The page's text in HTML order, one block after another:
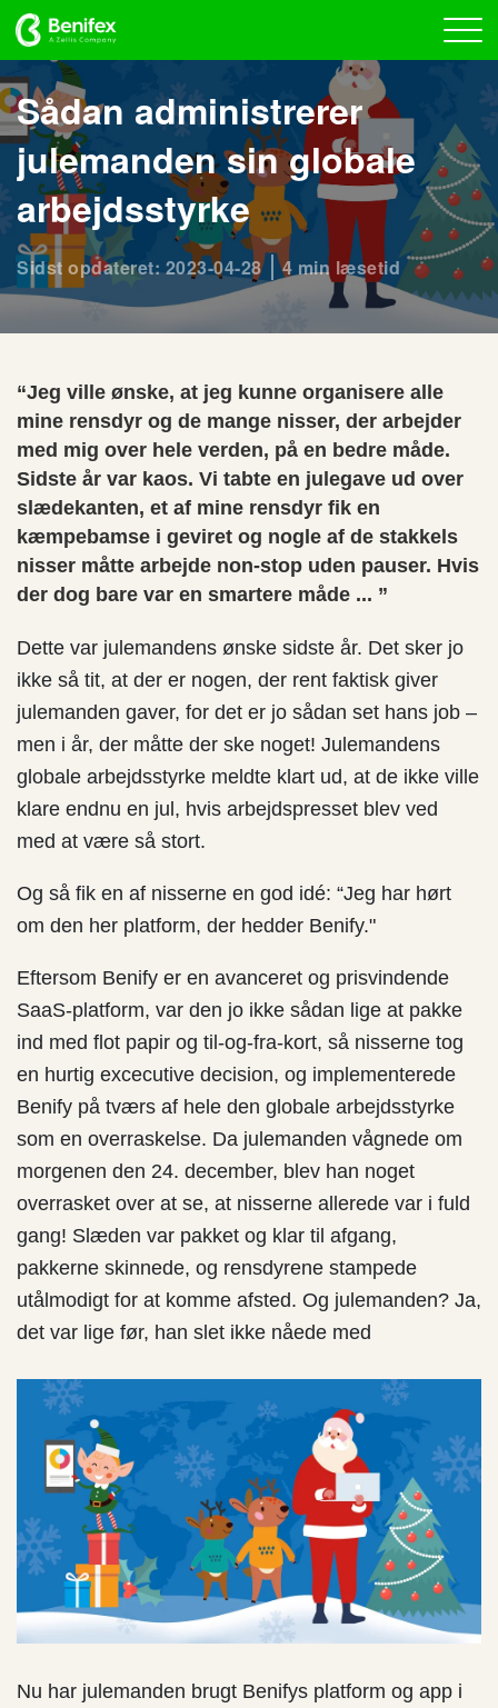
Sådan administrerer
julemanden sin globale
arbejdsstyrke
Sidst opdateret: 2023-04-28 4 min læsetid
“Jeg ville ønske, at jeg kunne organisere alle
mine rensdyr og de mange nisser, der arbejder
med mig over hele verden, på en bedre måde.
Sidste år var kaos. Vi tabte en julegave ud over
slædekanten, et af mine rensdyr fik en
kæmpebamse i geviret og nogle af de stakkels
nisser måtte arbejde non-stop uden pauser. Hvis
der dog bare var en smartere måde ... ”
Dette var julemandens ønske sidste år. Det sker jo
ikke så tit, at der er nogen, der rent faktisk giver
julemanden gaver, for det er jo sådan set hans job –
men i år, der måtte der ske noget! Julemandens
globale arbejdsstyrke meldte klart ud, at de ikke ville
klare endnu en jul, hvis arbejdspresset blev ved
med at være så stort.
Og så fik en af nisserne en god idé: “Jeg har hørt
om den her platform, der hedder Benify."
Eftersom Benify er en avanceret og prisvindende
SaaS-platform, var den jo ikke sådan lige at pakke
ind med flot papir og til-og-fra-kort, så nisserne tog
en hurtig excecutive decision, og implementerede
Benify på tværs af hele den globale arbejdsstyrke
som en overraskelse. Da julemanden vågnede om
morgenen den 24. december, blev han noget
overrasket over at se, at nisserne allerede var i fuld
gang! Slæden var pakket og klar til afgang,
pakkerne skinnede, og rensdyrene stampede
utålmodigt for at komme afsted. Og julemanden? Ja,
det var lige før, han slet ikke nåede med
Nu har julemanden brugt Benifys platform og app i